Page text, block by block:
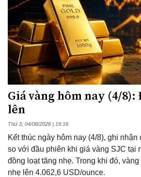
Giá vàng hôm nay (4/
lên
Thứ 3, 04/08/2026 | 19:16
Kết thúc ngày hôm nay (4/8), ghi
so với đầu phiên khi giá vàng SJC tại
đồng loạt tăng nhẹ. Trong khi đó,
nhẹ lên 4.062,6 USD/ounce.